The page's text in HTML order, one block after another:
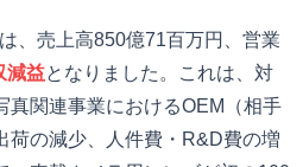
、売上高850億71百万円、営業
減益となりました。これは、対
真関連事業におけるOEM（相手
荷の減少、人件費・R&D費の増